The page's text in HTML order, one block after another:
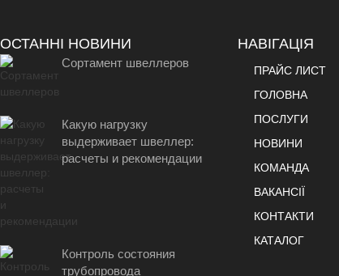
ОСТАННІ НОВИНИ
Сортамент швеллеров
Какую нагрузку
выдерживает швеллер:
расчеты и рекомендации
Контроль состояния
трубопровода
НАВІГАЦІЯ
ПРАЙС ЛИСТ
ГОЛОВНА
ПОСЛУГИ
НОВИНИ
КОМАНДА
ВАКАНСІЇ
КОНТАКТИ
КАТАЛОГ